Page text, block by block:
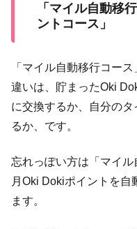
「マイル自動移
ントコース」
「マイル自動移行コー
違いは、貯まったOki
に交換するか、自分の
るか、です。
忘れっぽい方は「マイ
月Oki Dokiポイントを
ます。